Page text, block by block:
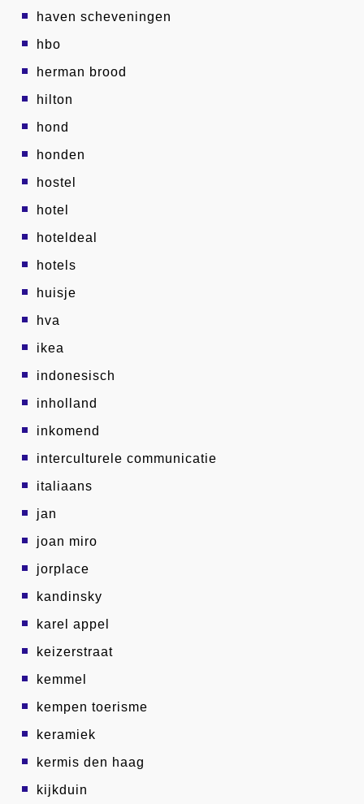
haven scheveningen
hbo
herman brood
hilton
hond
honden
hostel
hotel
hoteldeal
hotels
huisje
hva
ikea
indonesisch
inholland
inkomend
interculturele communicatie
italiaans
jan
joan miro
jorplace
kandinsky
karel appel
keizerstraat
kemmel
kempen toerisme
keramiek
kermis den haag
kijkduin